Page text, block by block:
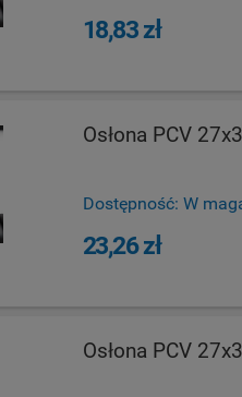
18,83 zł
Osłona PCV
Dostępność: W
23,26 zł
Osłona PCV